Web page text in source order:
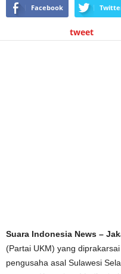
Facebook
tweet
Suara Indonesia News –
(Partai UKM) yang
pengusaha asal Sulawesi